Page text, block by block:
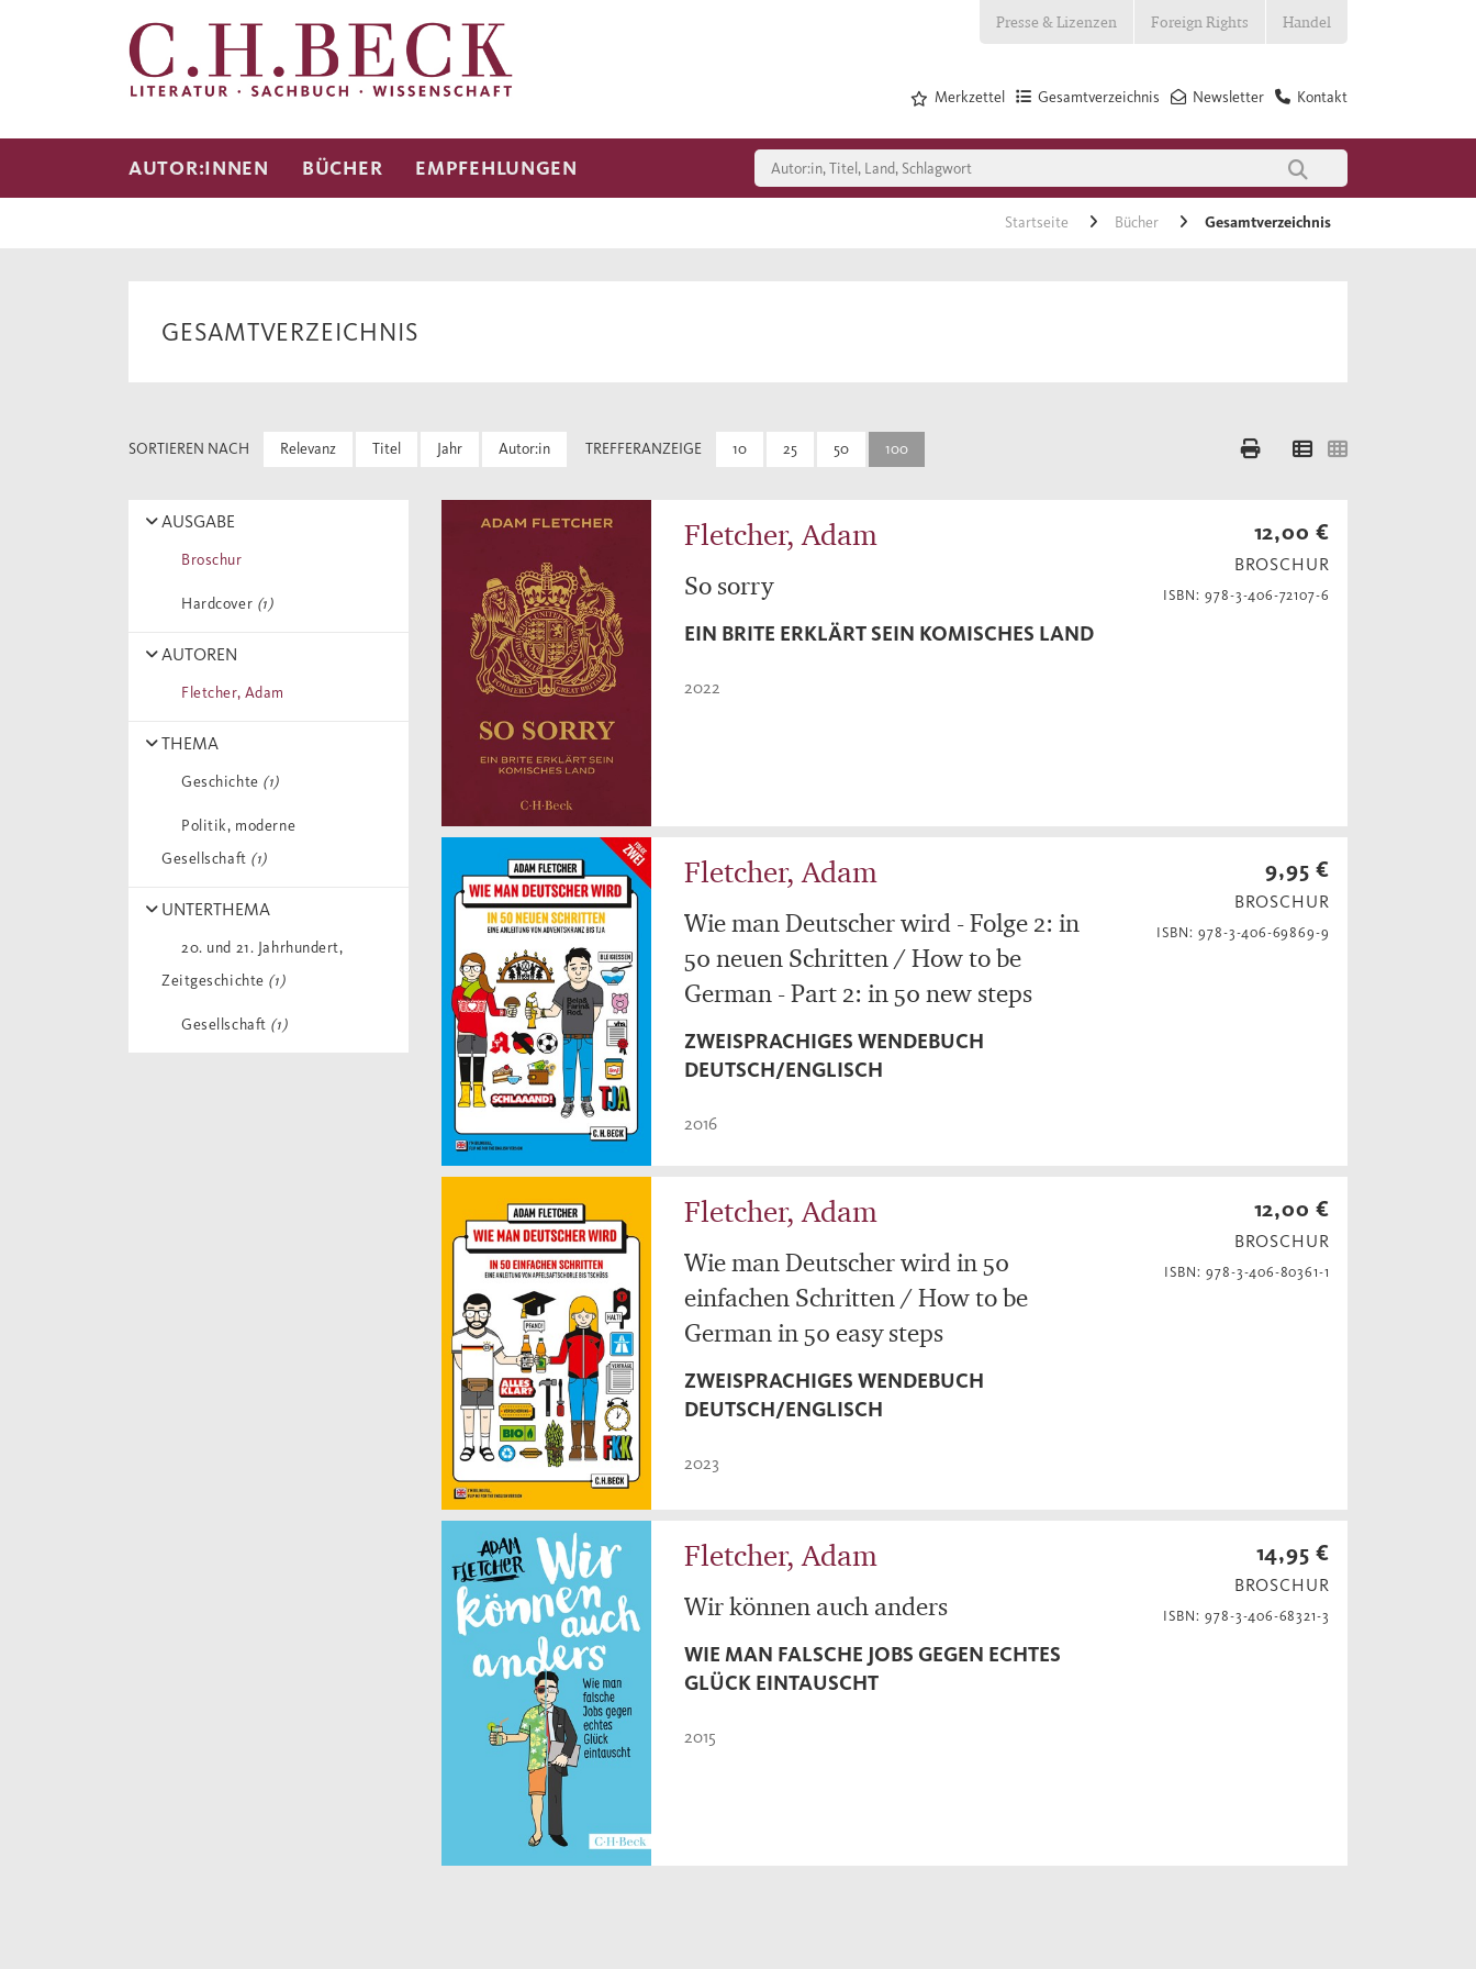
Presse & Lizenzen Foreign Rights Handel
Kontakt
Newsletter
Gesamtverzeichnis
Merkzettel
AUTOR:INNEN BÜCHER EMPFEHLUNGEN
Startseite Bücher Gesamtverzeichnis
GESAMTVERZEICHNIS
SORTIEREN NACH Relevanz Titel Jahr Autor:in TREFFERANZEIGE 10 25 50 100
AUSGABE
Broschur
Hardcover (1)
AUTOREN
Fletcher, Adam
THEMA
Geschichte (1)
Politik, moderne
Gesellschaft (1)
UNTERTHEMA
20. und 21. Jahrhundert,
Zeitgeschichte (1)
Gesellschaft (1)
Fletcher, Adam
So sorry
EIN BRITE ERKLÄRT SEIN KOMISCHES LAND
2022
12,00 €
BROSCHUR
ISBN: 978-3-406-72107-6
Fletcher, Adam
Wie man Deutscher wird - Folge 2: in
50 neuen Schritten / How to be
German - Part 2: in 50 new steps
ZWEISPRACHIGES WENDEBUCH
DEUTSCH/ENGLISCH
2016
9,95 €
BROSCHUR
ISBN: 978-3-406-69869-9
Fletcher, Adam
Wie man Deutscher wird in 50
einfachen Schritten / How to be
German in 50 easy steps
ZWEISPRACHIGES WENDEBUCH
DEUTSCH/ENGLISCH
2023
12,00 €
BROSCHUR
ISBN: 978-3-406-80361-1
Fletcher, Adam
Wir können auch anders
WIE MAN FALSCHE JOBS GEGEN ECHTES
GLÜCK EINTAUSCHT
2015
14,95 €
BROSCHUR
ISBN: 978-3-406-68321-3